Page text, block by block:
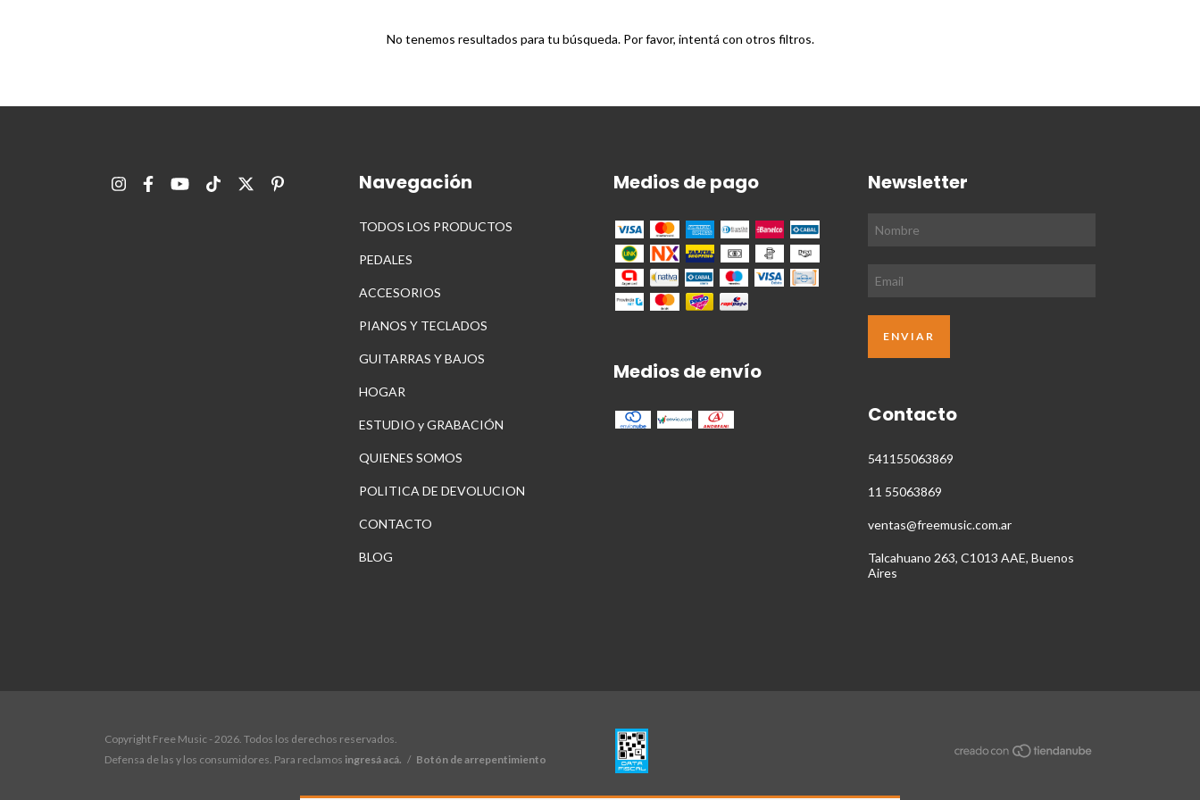
No tenemos resultados para tu búsqueda. Por favor, intentá con otros filtros.
Navegación
TODOS LOS PRODUCTOS
PEDALES
ACCESORIOS
PIANOS Y TECLADOS
GUITARRAS Y BAJOS
HOGAR
ESTUDIO y GRABACIÓN
QUIENES SOMOS
POLITICA DE DEVOLUCION
CONTACTO
BLOG
Medios de pago
Medios de envío
Newsletter
Contacto
541155063869
11 55063869
ventas@freemusic.com.ar
Talcahuano 263, C1013 AAE, Buenos
Aires
Copyright Free Music - 2026. Todos los derechos reservados.
Defensa de las y los consumidores. Para reclamos ingresá acá. / Botón de arrepentimiento